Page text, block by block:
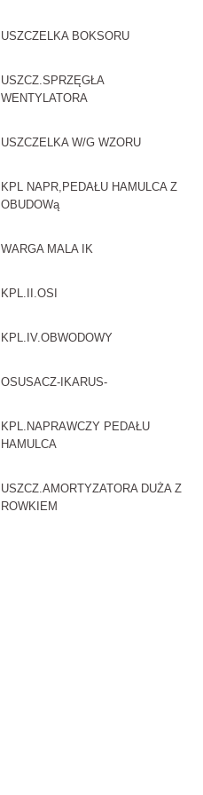
USZCZELKA BOKSORU
USZCZ.SPRZĘGŁA
WENTYLATORA
USZCZELKA W/G WZORU
KPL NAPR,PEDAŁU HAMULCA Z
OBUDOWą
WARGA MALA IK
KPL.II.OSI
KPL.IV.OBWODOWY
OSUSACZ-IKARUS-
KPL.NAPRAWCZY PEDAŁU
HAMULCA
USZCZ.AMORTYZATORA DUŻA Z
ROWKIEM